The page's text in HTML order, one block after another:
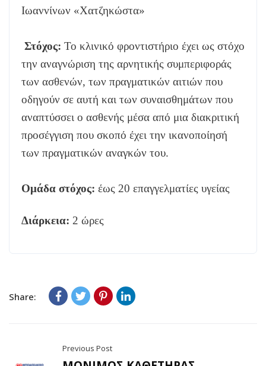
Ιωαννίνων «Χατζηκώστα»
Στόχος: Το κλινικό φροντιστήριο έχει ως στόχο
την αναγνώριση της αρνητικής συμπεριφοράς
των ασθενών, των πραγματικών αιτιών που
οδηγούν σε αυτή και των συναισθημάτων που
αναπτύσσει ο ασθενής μέσα από μια διακριτική
προσέγγιση που σκοπό έχει την ικανοποίησή
των πραγματικών αναγκών του.
Ομάδα στόχος: έως 20 επαγγελματίες υγείας
Διάρκεια: 2 ώρες
Share:
Previous Post